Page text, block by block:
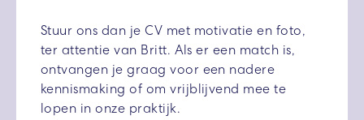
Stuur ons dan je CV met motivatie en foto,
ter attentie van Britt. Als er een match is,
ontvangen je graag voor een nadere
kennismaking of om vrijblijvend mee te
lopen in onze praktijk.